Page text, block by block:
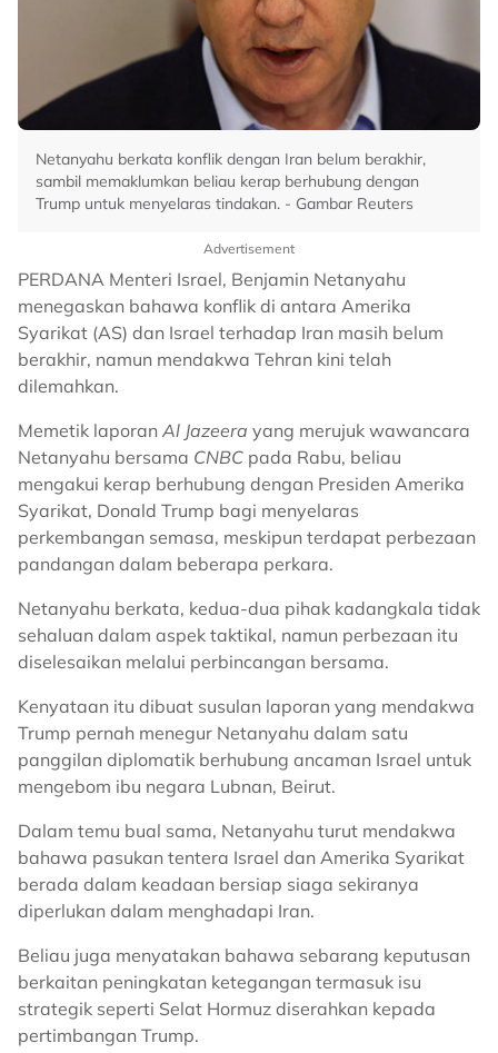
Netanyahu berkata konflik dengan Iran belum berakhir,
sambil memaklumkan beliau kerap berhubung dengan
Trump untuk menyelaras tindakan. - Gambar Reuters
Advertisement
PERDANA Menteri Israel, Benjamin Netanyahu
menegaskan bahawa konflik di antara Amerika
Syarikat (AS) dan Israel terhadap Iran masih belum
berakhir, namun mendakwa Tehran kini telah
dilemahkan.
Memetik laporan Al Jazeera yang merujuk wawancara
Netanyahu bersama CNBC pada Rabu, beliau
mengakui kerap berhubung dengan Presiden Amerika
Syarikat, Donald Trump bagi menyelaras
perkembangan semasa, meskipun terdapat perbezaan
pandangan dalam beberapa perkara.
Netanyahu berkata, kedua-dua pihak kadangkala tidak
sehaluan dalam aspek taktikal, namun perbezaan itu
diselesaikan melalui perbincangan bersama.
Kenyataan itu dibuat susulan laporan yang mendakwa
Trump pernah menegur Netanyahu dalam satu
panggilan diplomatik berhubung ancaman Israel untuk
mengebom ibu negara Lubnan, Beirut.
Dalam temu bual sama, Netanyahu turut mendakwa
bahawa pasukan tentera Israel dan Amerika Syarikat
berada dalam keadaan bersiap siaga sekiranya
diperlukan dalam menghadapi Iran.
Beliau juga menyatakan bahawa sebarang keputusan
berkaitan peningkatan ketegangan termasuk isu
strategik seperti Selat Hormuz diserahkan kepada
pertimbangan Trump.